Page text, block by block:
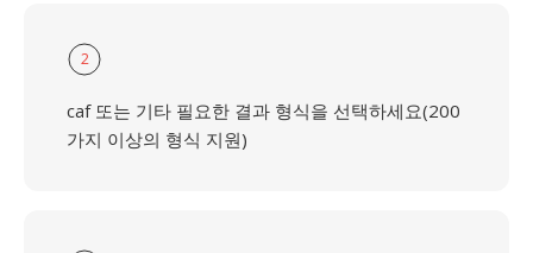
2
caf 또는 기타 필요한 결과 형식을 선택하세요(200
가지 이상의 형식 지원)